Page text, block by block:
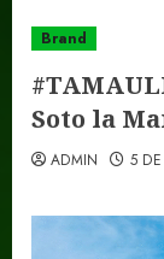
Brand
Soto la
ADMIN 5